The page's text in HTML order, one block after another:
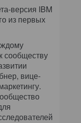
версия IBM
из первых
сообществу
вице-